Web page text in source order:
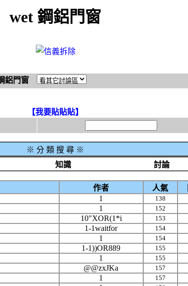
wet 鋼鋁門窗
鋁門窗
【我要貼貼貼】
※ 分 類 搜 尋 ※
知識 討論
作者 人氣
1 138
1 152
10"XOR(1*i 153
1-1waitfor 154
1 154
1-1))OR889 155
1 155
@@zxJKa 157
1 157